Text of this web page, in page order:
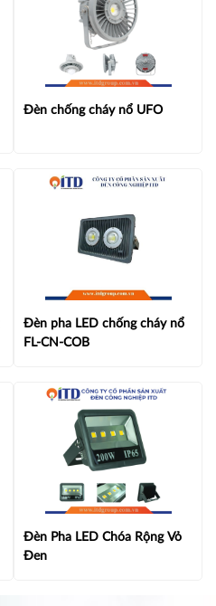
Đèn chống cháy nổ UFO
Đèn pha LED chống cháy nổ
FL-CN-COB
Đèn Pha LED Chóa Rộng Vỏ
Đen